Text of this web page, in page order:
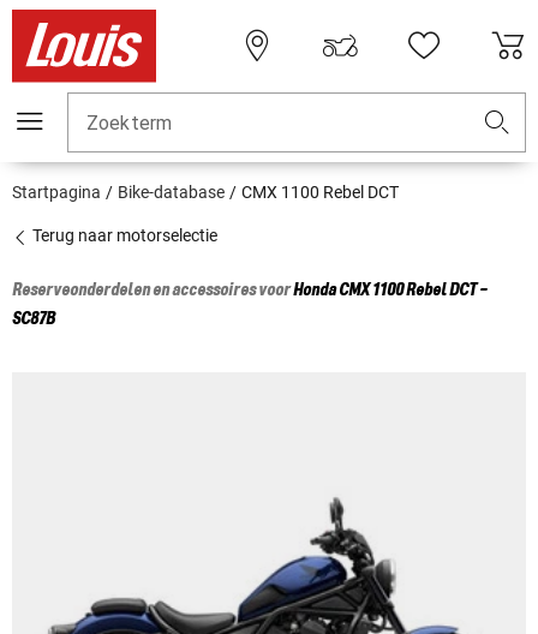
Zoekterm
Startpagina Bike-database CMX 1100 Rebel DCT
Terug naar motorselectie
Reserveonderdelen en accessoires voorHondaCMX 1100 Rebel DCT -
SC87B